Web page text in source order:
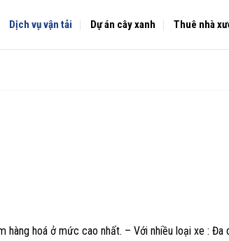
Dịch vụ vận tải Dự án cây xanh Thuê nhà
hàng hoá ở mức cao nhất. – Với nhiều loại xe : Đa